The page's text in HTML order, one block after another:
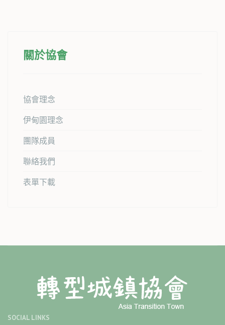
關於協會
協會理念
伊甸園理念
團隊成員
聯絡我們
表單下載
SOCIAL LINKS